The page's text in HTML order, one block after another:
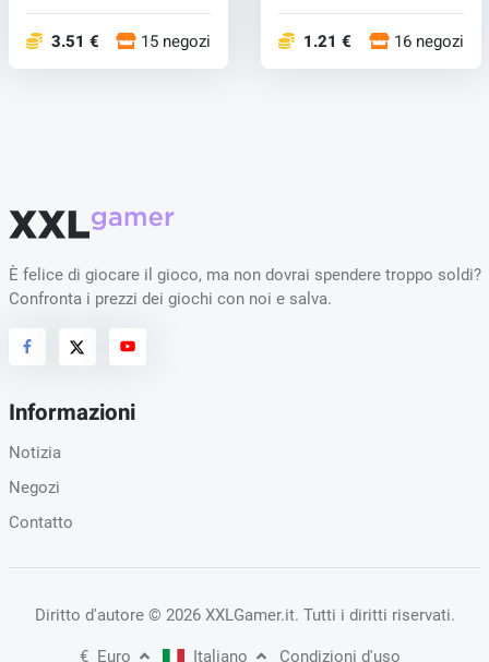
3.51 € 15 negozi 1.21 € 16 negozi
È felice di giocare il gioco, ma non dovrai spendere troppo soldi?
Confronta i prezzi dei giochi con noi e salva.
Informazioni
Notizia
Negozi
Contatto
Diritto d'autore © 2026 XXLGamer.it. Tutti i diritti riservati.
€ Euro Italiano Condizioni d'uso